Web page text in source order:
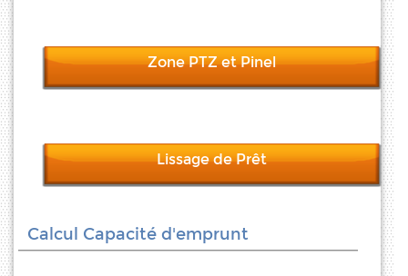
Zone PTZ et Pinel
Lissage de Prêt
Calcul Capacité d'emprunt